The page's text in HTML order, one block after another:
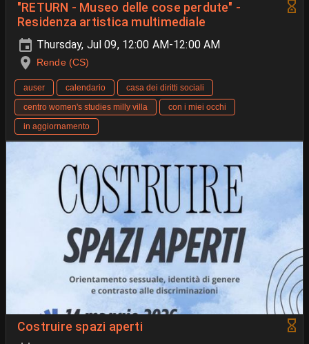
"RETURN - Museo delle cose perdute" -
Residenza artistica multimediale
Thursday, Jul 09, 12:00 AM-12:00 AM
Rende (CS)
auser calendario
casa dei diritti sociali
centro women's studies milly villa
con i miei occhi
in aggiornamento
Costruire spazi aperti